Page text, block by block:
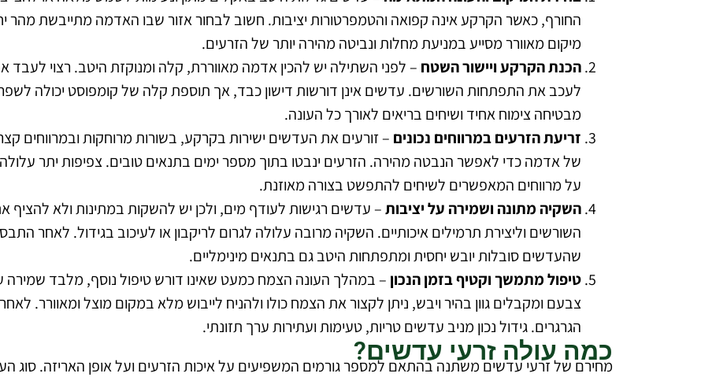
החורף, כאשר הקרקע אינה קפואה והטמפרטורות יציבות. חשוב לבחור אזור שבו האדמה מתייבשת מהר
מיקום מאוורר מסייע במניעת מחלות ונביטה מהירה יותר של הזרעים.
הכנת הקרקע ויישור השטח – לפני השתילה יש להכין אדמה מאווררת, קלה ומנוקזת היטב. רצוי
לעכב את התפתחות השורשים. עדשים אינן דורשות דישון כבד, אך תוספת קלה של קומפוסט יכולה
מבטיחה צימוח אחיד ושיחים בריאים לאורך כל העונה.
זריעת הזרעים במרווחים נכונים – זורעים את העדשים ישירות בקרקע, בשורות מרוחקות ובמרווחים
של אדמה כדי לאפשר הנבטה מהירה. הזרעים ינבטו בתוך מספר ימים בתנאים טובים. צפיפות יתר
על מרווחים המאפשרים לשיחים להתפשט בצורה מאוזנת.
השקיה מתונה ושמירה על יציבות– עדשים רגישות לעודף מים, ולכן יש להשקות במתינות ולא
השורשים וליצירת תרמילים איכותיים. השקיה מרובה עלולה לגרום לריקבון או לעיכוב בגידול. לאחר
שהעדשים סובלות יובש יחסית ומתפתחות היטב גם בתנאים מינימליים.
טיפול מתמשך וקטיף בזמן הנכון – במהלך העונה הצמח כמעט שאינו דורש טיפול נוסף, מלבד שמירה
צבעם ומקבלים גוון בהיר ויבש, ניתן לקצור את הצמח כולו ולהניח לייבוש מלא במקום מוצל ומאוורר.
הגרגרים. גידול נכון מניב עדשים טריות, טעימות ועתירות ערך תזונתי.
כמה עולה זרעי עדשים?
מחירם של זרעי עדשים משתנה בהתאם למספר גורמים המשפיעים על איכות הזרעים ועל אופן האריזה. סוג